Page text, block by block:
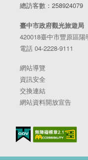
總訪客數：258924079
臺中市政府觀光旅遊局
420018臺中市豐原區陽
電話 04-2228-9111
網站導覽
資訊安全
交換連結
網站資料開放宣告